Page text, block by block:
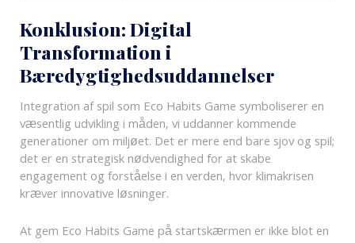
Konklusion: Digital
Transformation i
Bæredygtighedsuddannelser
Integration af spil som Eco Habits Game symboliserer en
væsentlig udvikling i måden, vi uddanner kommende
generationer om miljøet. Det er mere end bare sjov og spil;
det er en strategisk nødvendighed for at skabe
engagement og forståelse i en verden, hvor klimakrisen
kræver innovative løsninger.
At gem Eco Habits Game på startskærmen er ikke blot en